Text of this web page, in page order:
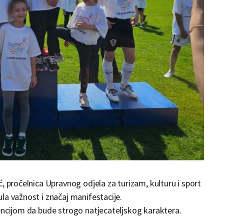
pročelnica Upravnog odjela za turizam, kulturu i sport
važnost i značaj manifestacije.
da bude strogo natjecateljskog karaktera.